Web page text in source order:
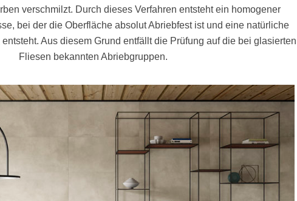
verschmilzt. Durch dieses Verfahren entsteht ein homogener
bei der die Oberfläche absolut Abriebfest ist und eine natürliche
Aus diesem Grund entfällt die Prüfung auf die bei glasierten
Fliesen bekannten Abriebgruppen.